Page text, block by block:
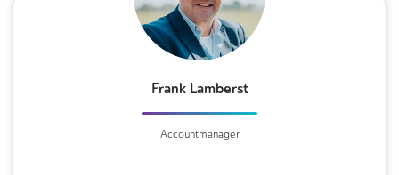
Frank Lamberst
Accountmanager